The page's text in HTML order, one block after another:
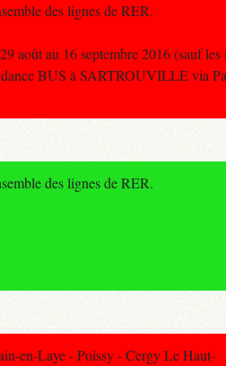
des lignes de RER.
août au 16 septembre 2016 (sauf
BUS à SARTROUVILLE via
des lignes de RER.
en-Laye - Poissy - Cergy Le Haut-